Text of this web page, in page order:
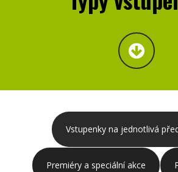
Vstupenky na jednotlivá
Premiéry a speciální akce